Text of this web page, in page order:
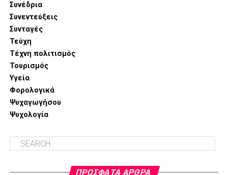
Συνέδρια
Συνεντεύξεις
Συνταγές
Τεύχη
Τέχνη πολιτισμός
Τουρισμός
Υγεία
Φορολογικά
Ψυχαγωγήσου
Ψυχολογία
ΠΡΌΣΦΑΤΑ ΆΡΘΡΑ